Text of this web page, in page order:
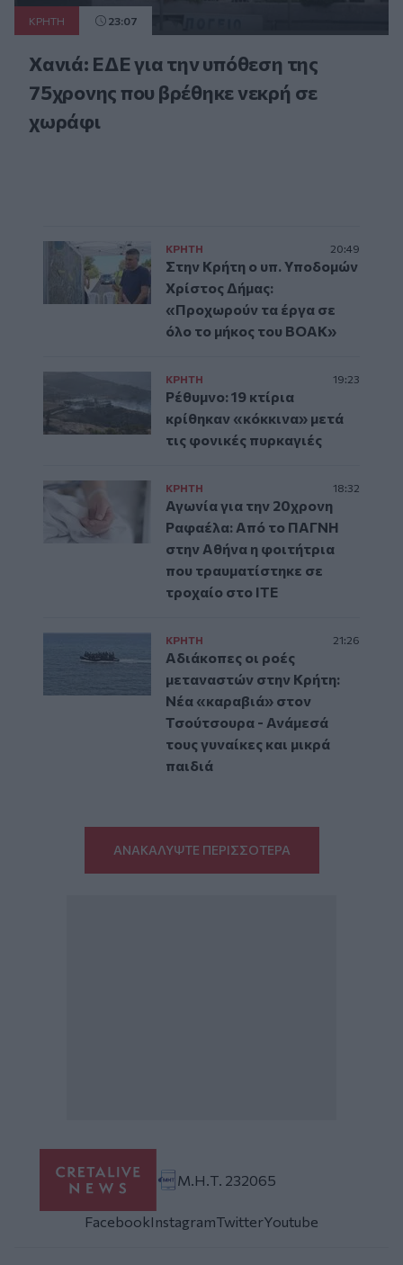
ΚΡΗΤΗ 23:07
Χανιά: ΕΔΕ για την υπόθεση της
75χρονης που βρέθηκε νεκρή σε
χωράφι
ΚΡΗΤΗ 20:49
Στην Κρήτη ο υπ. Υποδομών
Χρίστος Δήμας:
«Προχωρούν τα έργα σε
όλο το μήκος του ΒΟΑΚ»
ΚΡΗΤΗ 19:23
Ρέθυμνο: 19 κτίρια
κρίθηκαν «κόκκινα» μετά
τις φονικές πυρκαγιές
ΚΡΗΤΗ 18:32
Αγωνία για την 20χρονη
Ραφαέλα: Από το ΠΑΓΝΗ
στην Αθήνα η φοιτήτρια
που τραυματίστηκε σε
τροχαίο στο ΙΤΕ
ΚΡΗΤΗ 21:26
Αδιάκοπες οι ροές
μεταναστών στην Κρήτη:
Νέα «καραβιά» στον
Τσούτσουρα - Ανάμεσά
τους γυναίκες και μικρά
παιδιά
ΑΝΑΚΑΛΥΨΤΕ ΠΕΡΙΣΣΟΤΕΡΑ
Μ.Η.Τ. 232065
FacebookInstagramTwitterYoutube